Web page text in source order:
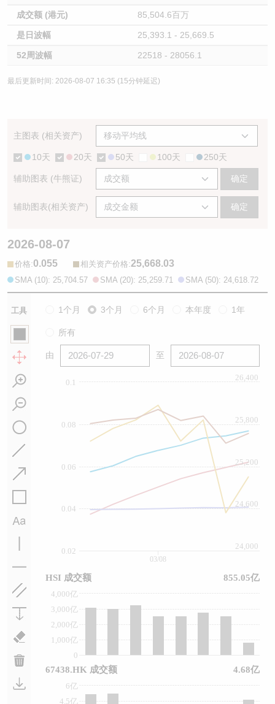
成交额 (港元) 85,504.6百万
是日波幅 25,393.1 - 25,669.5
52周波幅 22518 - 28056.1
最后更新时间: 2026-08-07 16:35 (15分钟延迟)
主图表 (相关资产)
10天 20天 50天 100天 250天
辅助图表 (牛熊证) 确定
辅助图表(相关资产) 确定
2026-08-07
价格:0.055 相关资产价格:25,668.03
SMA (10): 25,704.57 SMA (20): 25,259.71 SMA (50): 24,618.72
工具 1个月 3个月 6个月 本年度 1年
所有
由 至
0.02
0.04
0.06
0.08
0.1
24,000
24,600
25,200
25,800
26,400
0
1,000亿
2,000亿
3,000亿
4,000亿
4.5亿
6亿
03/08
HSI 成交额 855.05亿
67438.HK 成交额 4.68亿